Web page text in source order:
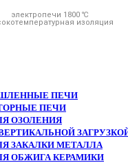
электропечи 1800 ℃
изоляция
ПЕЧИ
ПЕЧИ
ОЗОЛЕНИЯ
ЗАКАЛКИ МЕТАЛЛА
ОБЖИГА КЕРАМИКИ